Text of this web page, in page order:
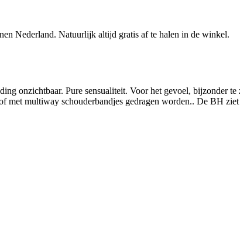
Nederland. Natuurlijk altijd gratis af te halen in de winkel.
onzichtbaar. Pure sensualiteit. Voor het gevoel, bijzonder te
met multiway schouderbandjes gedragen worden.. De BH